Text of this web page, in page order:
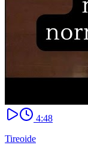
4:48
Tireoide